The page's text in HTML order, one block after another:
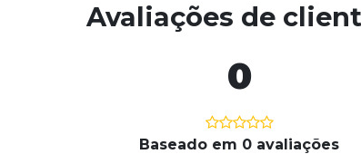
Avaliações de
0
Baseado em 0 avaliações